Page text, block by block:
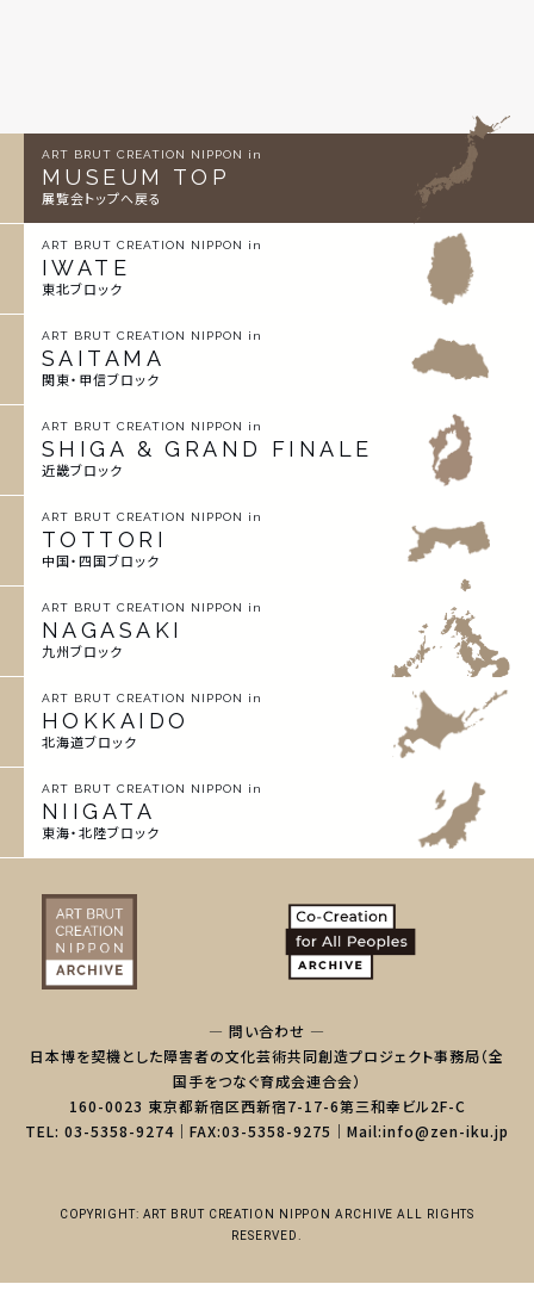
ART BRUT CREATION NIPPON in
MUSEUM TOP
展覧会トップへ戻る
ART BRUT CREATION NIPPON in
IWATE
東北ブロック
ART BRUT CREATION NIPPON in
SAITAMA
関東・甲信ブロック
ART BRUT CREATION NIPPON in
SHIGA & GRAND FINALE
近畿ブロック
ART BRUT CREATION NIPPON in
TOTTORI
中国・四国ブロック
ART BRUT CREATION NIPPON in
NAGASAKI
九州ブロック
ART BRUT CREATION NIPPON in
HOKKAIDO
北海道ブロック
ART BRUT CREATION NIPPON in
NIIGATA
東海・北陸ブロック
— 問い合わせ —
日本博を契機とした障害者の文化芸術共同創造プロジェクト事務局（全
国手をつなぐ育成会連合会）
160-0023 東京都新宿区西新宿7-17-6第三和幸ビル2F-C
TEL: 03-5358-9274｜FAX:03-5358-9275｜Mail:info@zen-iku.jp
COPYRIGHT: ART BRUT CREATION NIPPON ARCHIVE ALL RIGHTS
RESERVED.